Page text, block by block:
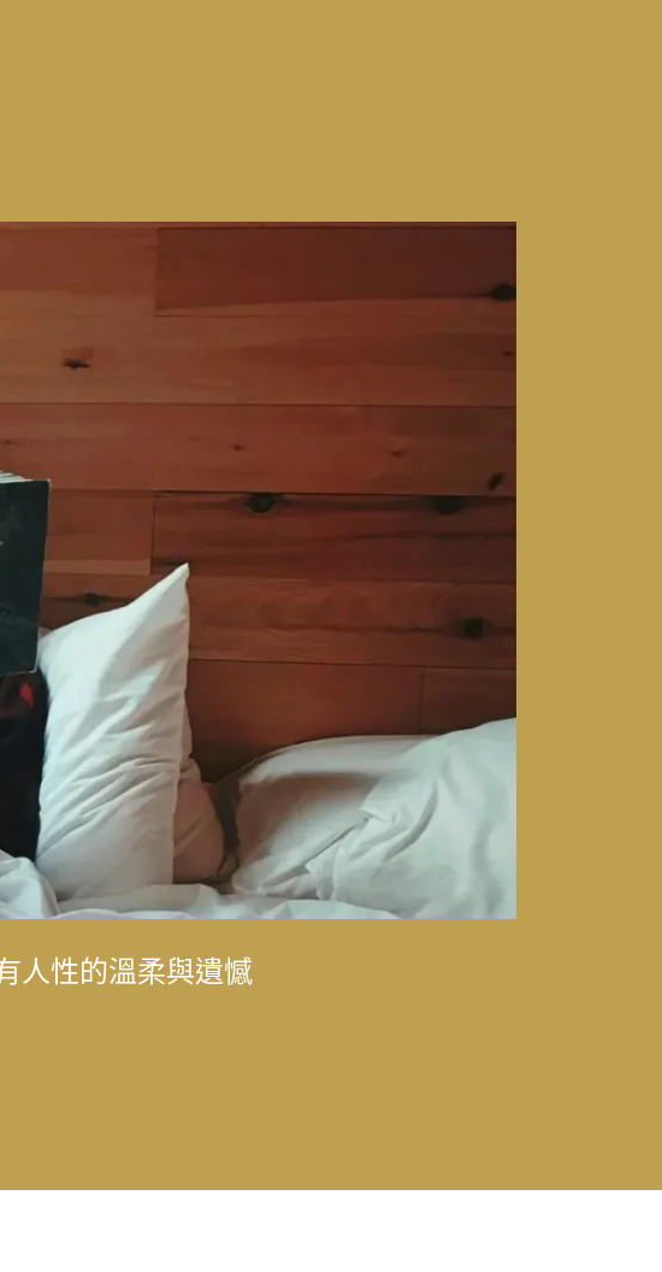
最美律師樂樂（陳漢章）
人性的溫柔與遺憾
最美律師樂樂（陳漢章）